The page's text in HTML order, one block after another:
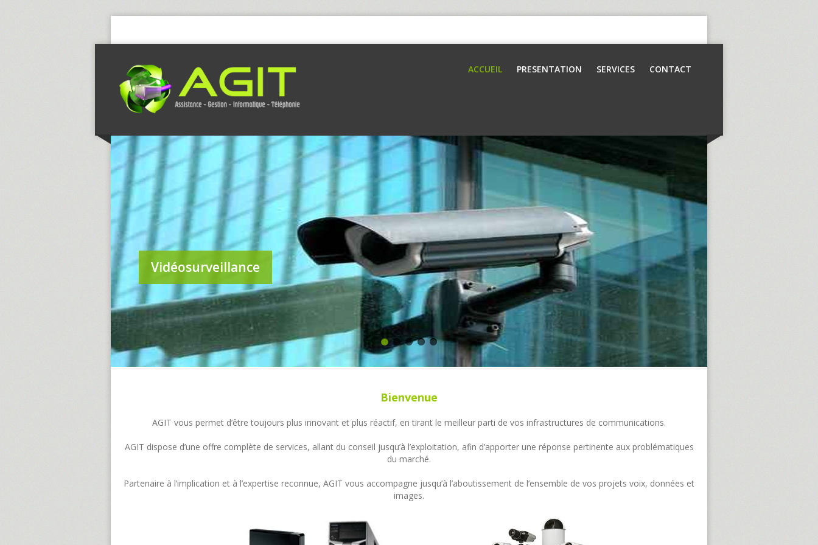
ACCUEIL PRESENTATION SERVICES CONTACT
Vidéosurveillance
Bienvenue
AGIT vous permet d’être toujours plus innovant et plus réactif, en tirant le meilleur parti de vos infrastructures de communications.
AGIT dispose d’une offre complète de services, allant du conseil jusqu’à l’exploitation, afin d’apporter une réponse pertinente aux problématiques
du marché.
Partenaire à l’implication et à l’expertise reconnue, AGIT vous accompagne jusqu’à l’aboutissement de l’ensemble de vos projets voix, données et
images.